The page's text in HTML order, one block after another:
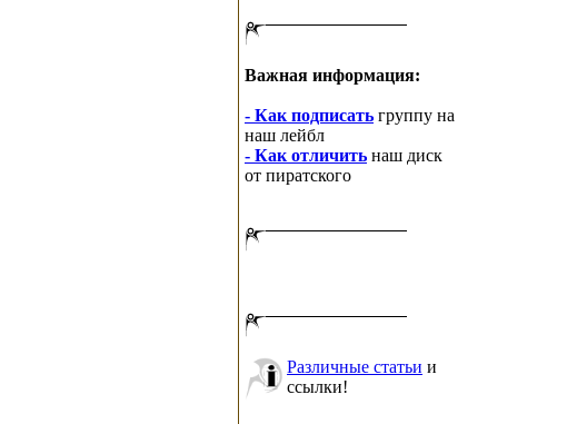
Важная информация:
- Как подписать группу на
наш лейбл
- Как отличить наш диск
от пиратского
Различные статьи и
ссылки!